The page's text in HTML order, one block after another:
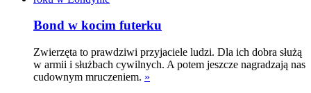
Bond w kocim futerku
Zwierzęta to prawdziwi przyjaciele ludzi. Dla ich dobra służą
w armii i służbach cywilnych. A potem jeszcze nagradzają nas
cudownym mruczeniem. »